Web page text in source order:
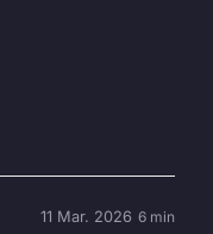
11 Mar. 2026 6 min